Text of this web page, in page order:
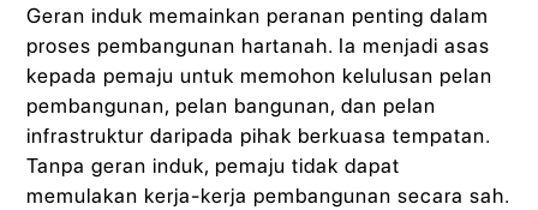
Geran induk memainkan peranan penting dalam
proses pembangunan hartanah. Ia menjadi asas
kepada pemaju untuk memohon kelulusan pelan
pembangunan, pelan bangunan, dan pelan
infrastruktur daripada pihak berkuasa tempatan.
Tanpa geran induk, pemaju tidak dapat
memulakan kerja-kerja pembangunan secara sah.